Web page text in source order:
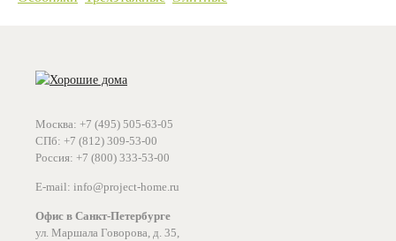
Москва: +7 (495) 505-63-05
СПб: +7 (812) 309-53-00
Россия: +7 (800) 333-53-00
E-mail: info@project-home.ru
Офис в Санкт-Петербурге
ул. Маршала Говорова, д. 35,